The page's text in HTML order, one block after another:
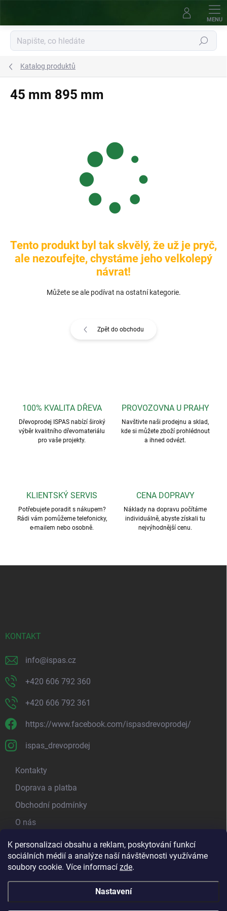
K personalizaci obsahu a reklam, poskytování funkcí
sociálních médií a analýze naší návštěvnosti využíváme
soubory cookie. Více informací zde.
Nastavení
Hledat
Katalog produktů
45 mm 895 mm
Tento produkt byl tak skvělý, že už je pryč,
ale nezoufejte, chystáme jeho velkolepý
návrat!
Můžete se ale podívat na ostatní kategorie.
Zpět do obchodu
100% KVALITA DŘEVA
Dřevoprodej ISPAS nabízí široký
výběr kvalitního dřevomateriálu
pro vaše projekty.
PROVOZOVNA U PRAHY
Navštivte naši prodejnu a sklad,
kde si můžete zboží prohlédnout
a ihned odvézt.
KLIENTSKÝ SERVIS
Potřebujete poradit s nákupem?
Rádi vám pomůžeme telefonicky,
e-mailem nebo osobně.
CENA DOPRAVY
Náklady na dopravu počítáme
individuálně, abyste získali tu
nejvýhodnější cenu.
KONTAKT
info@ispas.cz
+420 606 792 360
+420 606 792 361
https://www.facebook.com/ispasdrevoprodej/
ispas_drevoprodej
Kontakty
Doprava a platba
Obchodní podmínky
O nás
Kamenná prodejna
Blog - píšeme o dřevu